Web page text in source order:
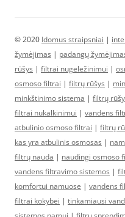
© 2020 Idomus straipsniai |
žymėjimas | padangų
rūšys | filtrai nugeležinimui |
osmoso filtrai | filtrų rūšys |
minkštinimo sistema | filtrų
filtrai nukalkinimui | vandens
atbulinio osmoso filtrai | filtrų
kas yra atbulinis osmosas |
filtrų nauda | naudingi osmoso
vandens filtravimo sistemos |
komfortui namuose | vandens
filtrai kokybei | tinkamiausi